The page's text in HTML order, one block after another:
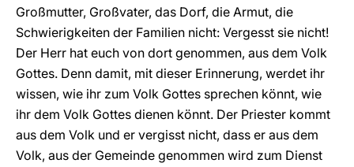
Großmutter, Großvater, das Dorf, die Armut, die
Schwierigkeiten der Familien nicht: Vergesst sie nicht!
Der Herr hat euch von dort genommen, aus dem Volk
Gottes. Denn damit, mit dieser Erinnerung, werdet ihr
wissen, wie ihr zum Volk Gottes sprechen könnt, wie
ihr dem Volk Gottes dienen könnt. Der Priester kommt
aus dem Volk und er vergisst nicht, dass er aus dem
Volk, aus der Gemeinde genommen wird zum Dienst